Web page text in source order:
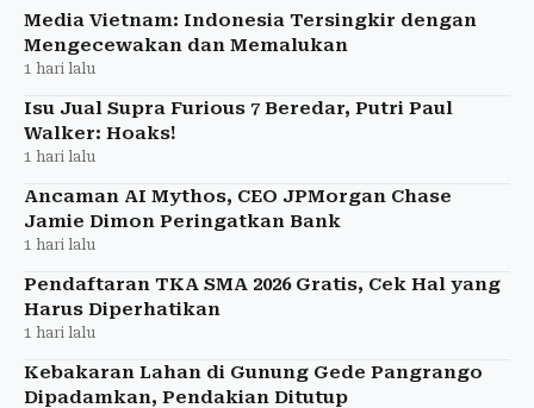
September 20
Media Vietnam: Indonesia Tersingkir dengan
Mengecewakan dan Memalukan
1 hari lalu
Isu Jual Supra Furious 7 Beredar, Putri Paul
Walker: Hoaks!
1 hari lalu
Ancaman AI Mythos, CEO JPMorgan Chase
Jamie Dimon Peringatkan Bank
1 hari lalu
Pendaftaran TKA SMA 2026 Gratis, Cek Hal yang
Harus Diperhatikan
1 hari lalu
Kebakaran Lahan di Gunung Gede Pangrango
Dipadamkan, Pendakian Ditutup